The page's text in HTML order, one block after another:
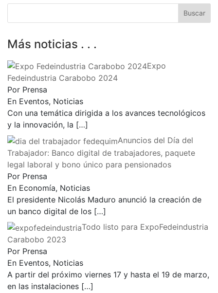
Más noticias . . .
Expo
Fedeindustria Carabobo 2024
Por Prensa
En Eventos, Noticias
Con una temática dirigida a los avances tecnológicos
y la innovación, la […]
Anuncios del Día del
Trabajador: Banco digital de trabajadores, paquete
legal laboral y bono único para pensionados
Por Prensa
En Economía, Noticias
El presidente Nicolás Maduro anunció la creación de
un banco digital de los […]
Todo listo para ExpoFedeindustria
Carabobo 2023
Por Prensa
En Eventos, Noticias
A partir del próximo viernes 17 y hasta el 19 de marzo,
en las instalaciones […]